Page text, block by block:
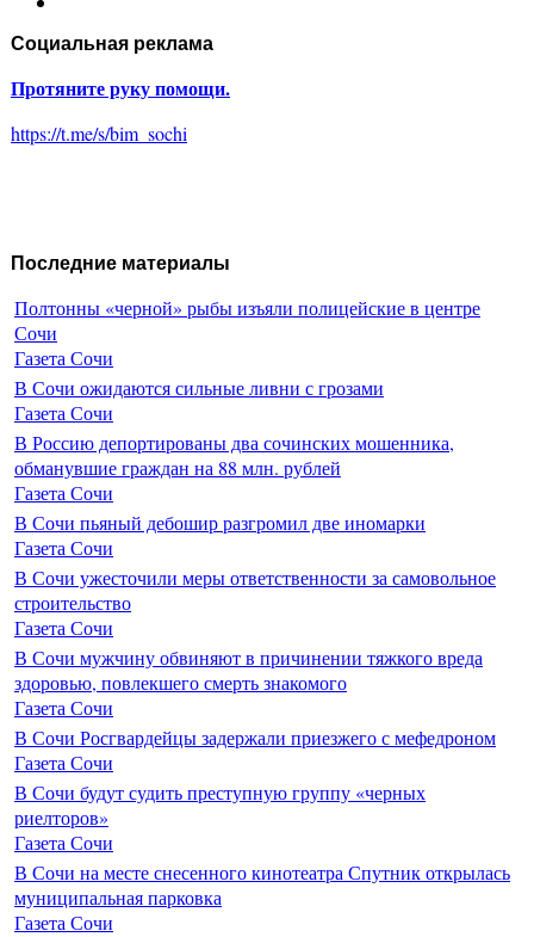
Социальная реклама
Протяните руку помощи.
https://t.me/s/bim_sochi
Последние материалы
Полтонны «черной» рыбы изъяли полицейские в центре
Сочи
Газета Сочи
В Сочи ожидаются сильные ливни с грозами
Газета Сочи
В Россию депортированы два сочинских мошенника,
обманувшие граждан на 88 млн. рублей
Газета Сочи
В Сочи пьяный дебошир разгромил две иномарки
Газета Сочи
В Сочи ужесточили меры ответственности за самовольное
строительство
Газета Сочи
В Сочи мужчину обвиняют в причинении тяжкого вреда
здоровью, повлекшего смерть знакомого
Газета Сочи
В Сочи Росгвардейцы задержали приезжего с мефедроном
Газета Сочи
В Сочи будут судить преступную группу «черных
риелторов»
Газета Сочи
В Сочи на месте снесенного кинотеатра Спутник открылась
муниципальная парковка
Газета Сочи